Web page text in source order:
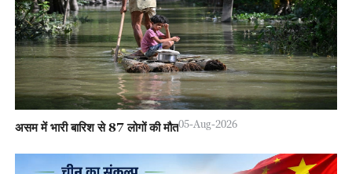
असम में भारी बारिश से 87 लोगों की मौत05-Aug-2026